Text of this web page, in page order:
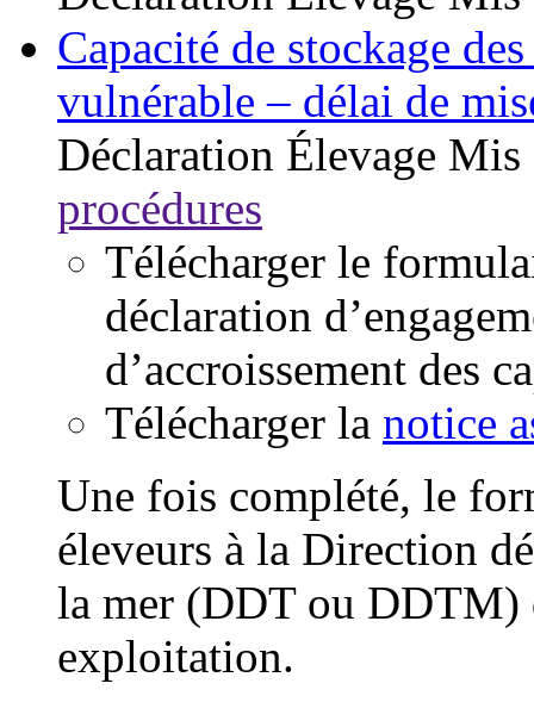
Capacité de stockage
vulnérable – délai de
Déclaration Élevage Mis
procédures
Télécharger le
déclaration
d’accroissement des
Télécharger la notice
Une fois complété, le
éleveurs à la Direction
la mer (DDT ou DDTM)
exploitation.